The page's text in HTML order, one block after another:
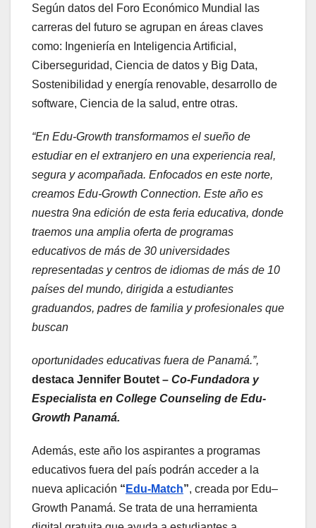
Según datos del Foro Económico Mundial las
carreras del futuro se agrupan en áreas claves
como: Ingeniería en Inteligencia Artificial,
Ciberseguridad, Ciencia de datos y Big Data,
Sostenibilidad y energía renovable, desarrollo de
software, Ciencia de la salud, entre otras.
“En Edu-Growth transformamos el sueño de
estudiar en el extranjero en una experiencia real,
segura y acompañada. Enfocados en este norte,
creamos Edu-Growth Connection. Este año es
nuestra 9na edición de esta feria educativa, donde
traemos una amplia oferta de programas
educativos de más de 30 universidades
representadas y centros de idiomas de más de 10
países del mundo, dirigida a estudiantes
graduandos, padres de familia y profesionales que
buscan
oportunidades educativas fuera de Panamá.”,
destaca Jennifer Boutet – Co-Fundadora y
Especialista en College Counseling de Edu-
Growth Panamá.
Además, este año los aspirantes a programas
educativos fuera del país podrán acceder a la
nueva aplicación “ Edu-Match”, creada por Edu–
Growth Panamá. Se trata de una herramienta